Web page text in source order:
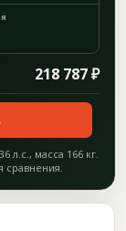
218 787 ₽
л.с., масса 166 кг.
сравнения.